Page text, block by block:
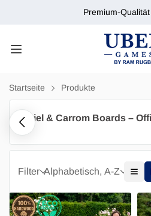
Premium-
Startseite Produkte
Spiel & Carrom Boards –
Filter Alphabetisch, A-Z